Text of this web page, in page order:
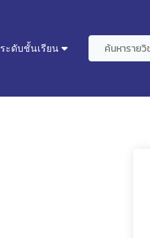
ระดับชั้นเรียน